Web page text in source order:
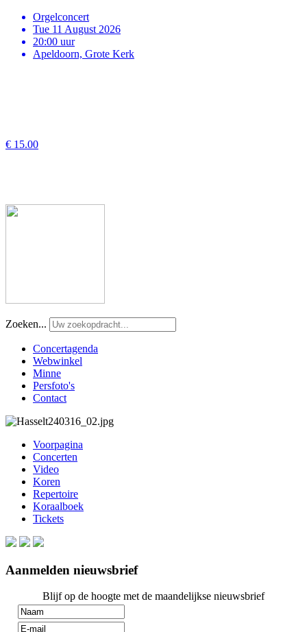
Orgelconcert
Tue 11 August 2026
20:00 uur
Apeldoorn, Grote Kerk
€ 15.00
Zoeken...
Concertagenda
Webwinkel
Minne
Persfoto's
Contact
Voorpagina
Concerten
Video
Koren
Repertoire
Koraalboek
Tickets
Aanmelden nieuwsbrief
Blijf op de hoogte met de maandelijkse nieuwsbrief